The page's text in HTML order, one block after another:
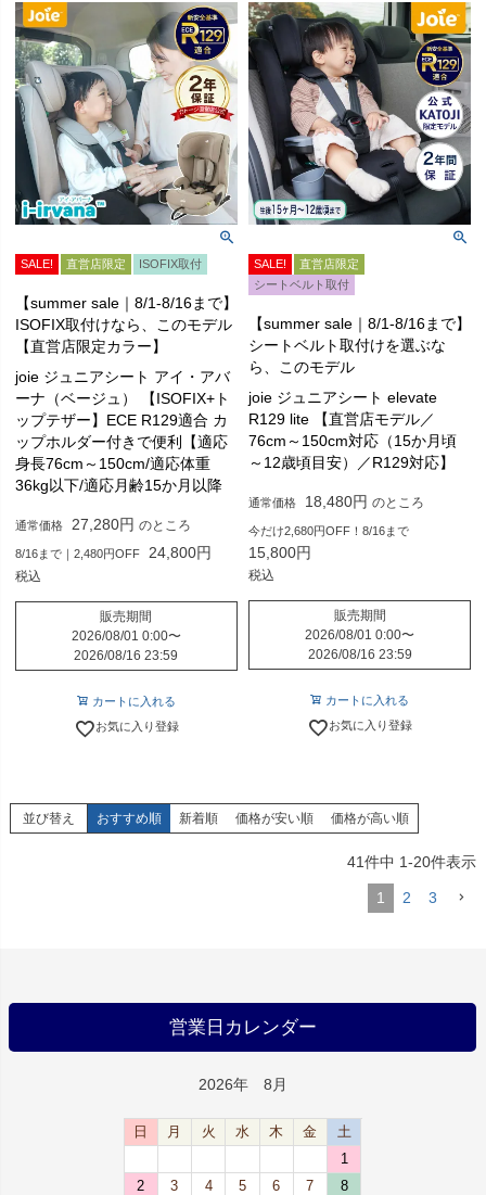
SALE! 直営店限定 ISOFIX取付
【summer sale｜8/1-8/16まで】
ISOFIX取付けなら、このモデル
【直営店限定カラー】
joie ジュニアシート アイ・アバ
ーナ（ベージュ） 【ISOFIX+ト
ップテザー】ECE R129適合 カ
ップホルダー付きで便利【適応
身長76cm～150cm/適応体重
36kg以下/適応月齢15か月以降
通常価格 27,280 のところ
8/16まで｜2,480円OFF 24,800
税込
販売期間
2026/08/01 0:00〜
2026/08/16 23:59
カートに入れる
お気に入り登録
SALE!
直営店限定
シートベルト取付
【summer sale｜8/1-8/16まで】
シートベルト取付けを選ぶな
ら、このモデル
joie ジュニアシート elevate
R129 lite 【直営店モデル／
76cm～150cm対応（15か月頃
～12歳頃目安）／R129対応】
通常価格 18,480 のところ
今だけ2,680円OFF！8/16まで
15,800
税込
販売期間
2026/08/01 0:00〜
2026/08/16 23:59
カートに入れる
お気に入り登録
並び替え おすすめ順 新着順 価格が安い順 価格が高い順
41件中 1-20件表示
1 2 3
営業日カレンダー
2026年 8月
日 月 火 水 木 金
土
1
2
3 4 5 6 7
8